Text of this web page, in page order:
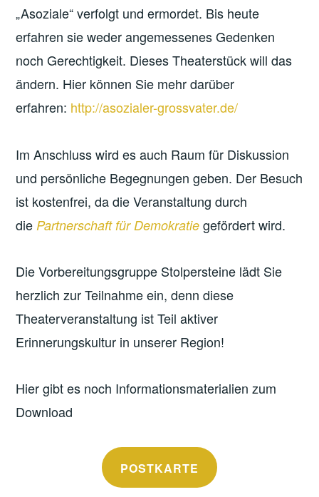
„Asoziale“ verfolgt und ermordet. Bis heute
erfahren sie weder angemessenes Gedenken
noch Gerechtigkeit. Dieses Theaterstück will das
ändern. Hier können Sie mehr darüber
erfahren: http://asozialer-grossvater.de/
Im Anschluss wird es auch Raum für Diskussion
und persönliche Begegnungen geben. Der Besuch
ist kostenfrei, da die Veranstaltung durch
die Partnerschaft für Demokratie gefördert wird.
Die Vorbereitungsgruppe Stolpersteine lädt Sie
herzlich zur Teilnahme ein, denn diese
Theaterveranstaltung ist Teil aktiver
Erinnerungskultur in unserer Region!
Hier gibt es noch Informationsmaterialien zum
Download
POSTKARTE